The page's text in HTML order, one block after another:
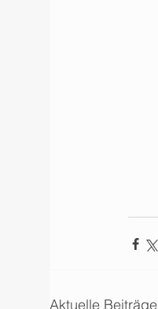
Aktuelle Beiträge